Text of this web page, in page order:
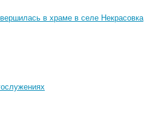
в храме в селе Некрасовка